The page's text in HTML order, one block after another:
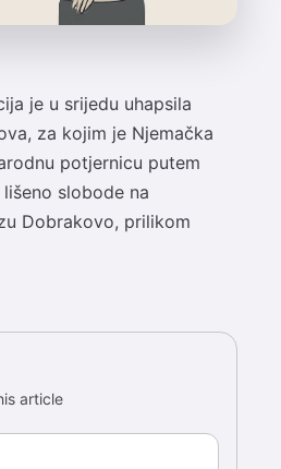
je u srijedu uhapsila
za kojim je Njemačka
potjernicu putem
slobode na
Dobrakovo, prilikom
article